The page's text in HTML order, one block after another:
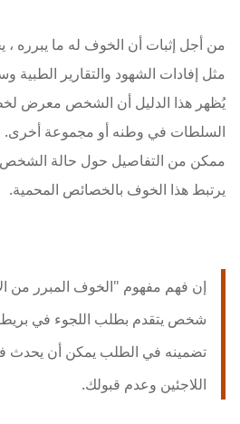
من أجل إثبات أن الخوف له ما يبرره ،
مثل إفادات الشهود والتقارير
يُظهر هذا الدليل أن الشخص معرض
السلطات في وطنه أو مجموعة أخرى.
ممكن من التفاصيل حول حالة
يرتبط هذا الخوف بالخصائص المحمية.
إن فهم مفهوم "الخوف المبرر من
شخص يتقدم بطلب اللجوء في
تضمينه في الطلب يمكن أن يحدث
اللاجئين وعدم قبولك.